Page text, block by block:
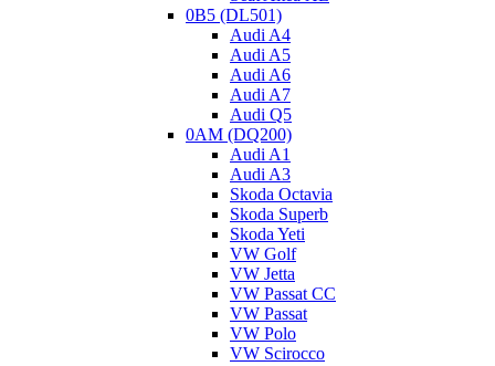
0B5 (DL501)
Audi A4
Audi A5
Audi A6
Audi A7
Audi Q5
0AM (DQ200)
Audi A1
Audi A3
Skoda Octavia
Skoda Superb
Skoda Yeti
VW Golf
VW Jetta
VW Passat CC
VW Passat
VW Polo
VW Scirocco